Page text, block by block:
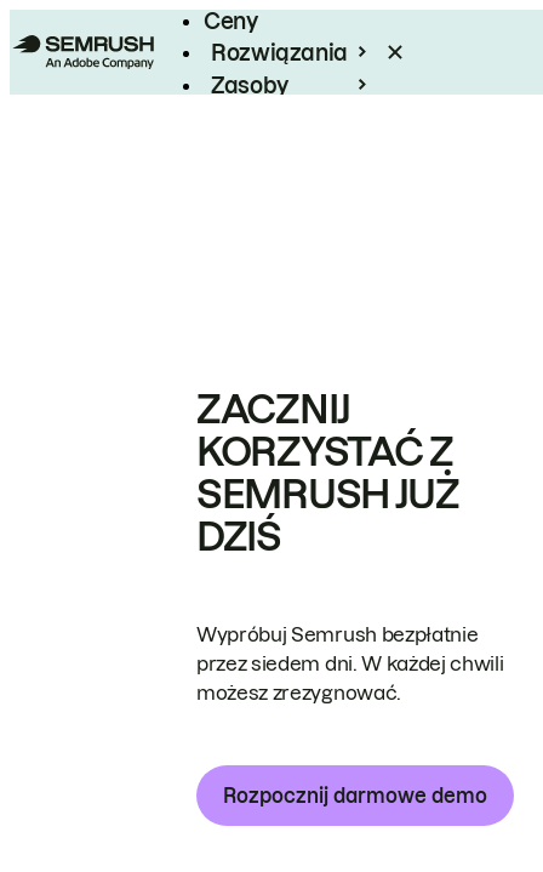
Ceny
Rozwiązania
Zasoby
ZACZNIJ
KORZYSTAĆ Z
SEMRUSH JUŻ
DZIŚ
Wypróbuj Semrush bezpłatnie
przez siedem dni. W każdej chwili
możesz zrezygnować.
Rozpocznij darmowe demo